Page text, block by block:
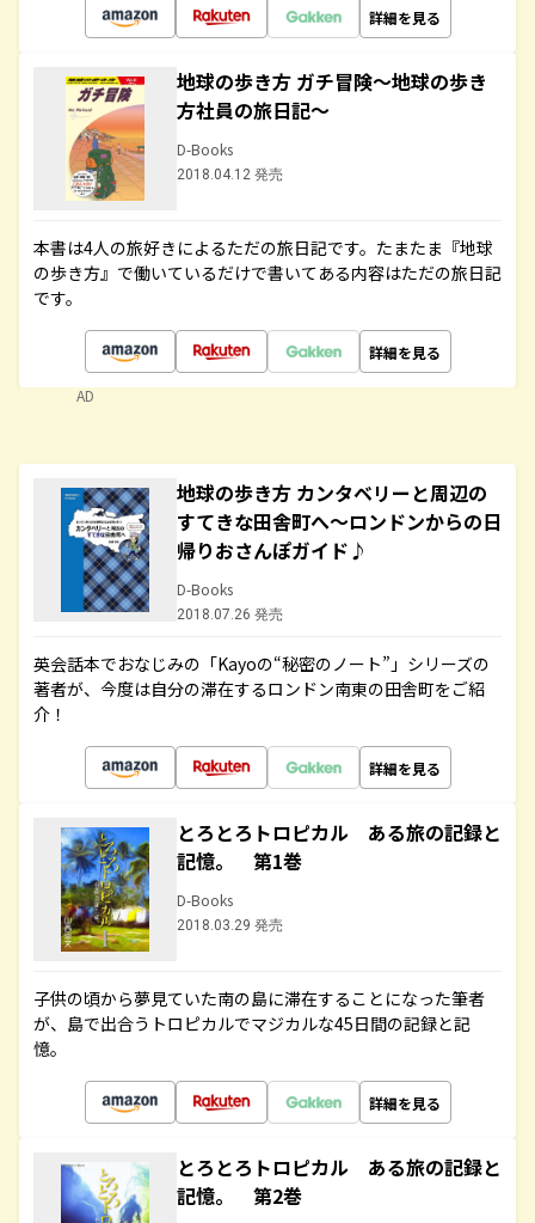
詳細を見る
地球の歩き方 ガチ冒険～地球の歩き
方社員の旅日記～
D-Books
2018.04.12 発売
本書は4人の旅好きによるただの旅日記です。たまたま『地球
の歩き方』で働いているだけで書いてある内容はただの旅日記
です。
詳細を見る
AD
地球の歩き方 カンタベリーと周辺の
すてきな田舎町へ～ロンドンからの日
帰りおさんぽガイド♪
D-Books
2018.07.26 発売
英会話本でおなじみの「Kayoの“秘密のノート”」シリーズの
著者が、今度は自分の滞在するロンドン南東の田舎町をご紹
介！
詳細を見る
とろとろトロピカル ある旅の記録と
記憶。 第1巻
D-Books
2018.03.29 発売
子供の頃から夢見ていた南の島に滞在することになった筆者
が、島で出合うトロピカルでマジカルな45日間の記録と記
憶。
詳細を見る
とろとろトロピカル ある旅の記録と
記憶。 第2巻